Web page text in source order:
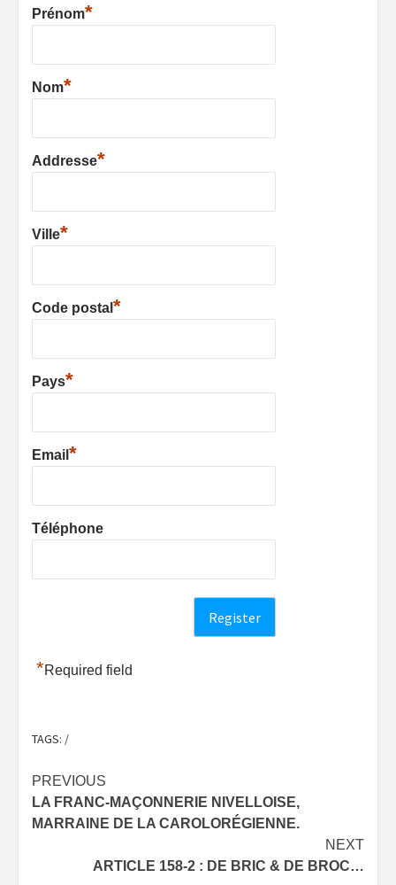
Prénom*
Nom*
Addresse*
Ville*
Code postal *
Pays*
Email *
Téléphone
*Required field
TAGS: /
Post
navigation
PREVIOUS
LA FRANC-MAÇONNERIE NIVELLOISE,
MARRAINE DE LA CAROLORÉGIENNE.
NEXT
ARTICLE 158-2 : DE BRIC & DE BROC…